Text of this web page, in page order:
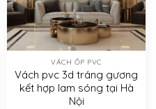
VÁCH ỐP PVC
Vách pvc 3d tráng gương
kết hợp lam sóng tại Hà
Nội